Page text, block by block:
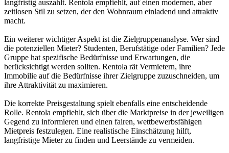
langfristig auszahlt. Rentola empfiehlt, auf einen modernen, aber
zeitlosen Stil zu setzen, der den Wohnraum einladend und attraktiv
macht.
Ein weiterer wichtiger Aspekt ist die Zielgruppenanalyse. Wer sind
die potenziellen Mieter? Studenten, Berufstätige oder Familien? Jede
Gruppe hat spezifische Bedürfnisse und Erwartungen, die
berücksichtigt werden sollten. Rentola rät Vermietern, ihre
Immobilie auf die Bedürfnisse ihrer Zielgruppe zuzuschneiden, um
ihre Attraktivität zu maximieren.
Die korrekte Preisgestaltung spielt ebenfalls eine entscheidende
Rolle. Rentola empfiehlt, sich über die Marktpreise in der jeweiligen
Gegend zu informieren und einen fairen, wettbewerbsfähigen
Mietpreis festzulegen. Eine realistische Einschätzung hilft,
langfristige Mieter zu finden und Leerstände zu vermeiden.